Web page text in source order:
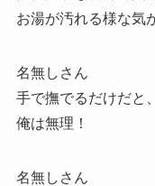
お湯が汚れる様な気
名無しさん
手で撫でるだけだと
俺は無理！
名無しさん